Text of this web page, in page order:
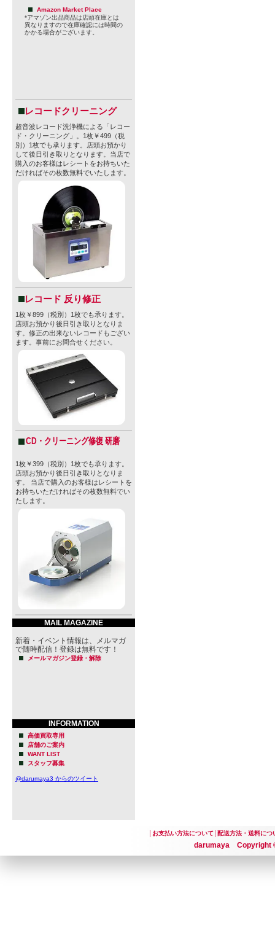
Amazon Market Place
*アマゾン出品商品は店頭在庫とは
異なりますので在庫確認には時間の
かかる場合がございます。
レコードクリーニング
超音波レコード洗浄機による「レコー
ド・クリーニング」。1枚￥499（税
別）1枚でも承ります。店頭お預かり
して後日引き取りとなります。当店で
購入のお客様はレシートをお持ちいた
だければその枚数無料でいたします。
レコード 反り修正
1枚￥899（税別）1枚でも承ります。
店頭お預かり後日引き取りとなりま
す。修正の出来ないレコードもござい
ます。事前にお問合せください。
CD・クリーニング修復 研磨
1枚￥399（税別）1枚でも承ります。
店頭お預かり後日引き取りとなりま
す。 当店で購入のお客様はレシートを
お持ちいただければその枚数無料でい
たします。
MAIL MAGAZINE
新着・イベント情報は、メルマガ
で随時配信！登録は無料です！
メールマガジン登録・解除
INFORMATION
高価買取専用
店舗のご案内
WANT LIST
スタッフ募集
@darumaya3 からのツイート
お支払い方法について│ 配送方法・送料につ
darumaya Copyright